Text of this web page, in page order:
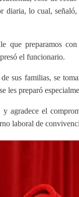
diaria, lo cual,
que preparamos
el funcionario.
sus familias, se
les preparó
agradece el
laboral de